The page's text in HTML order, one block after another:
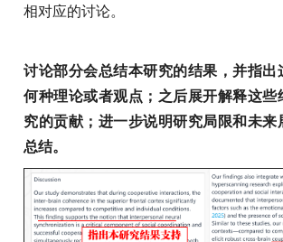
相对应的讨论。
讨论部分会总结本研究的结果，并指出
何种理论或者观点；之后展开解释这些
究的贡献；进一步说明研究局限和未来
总结。